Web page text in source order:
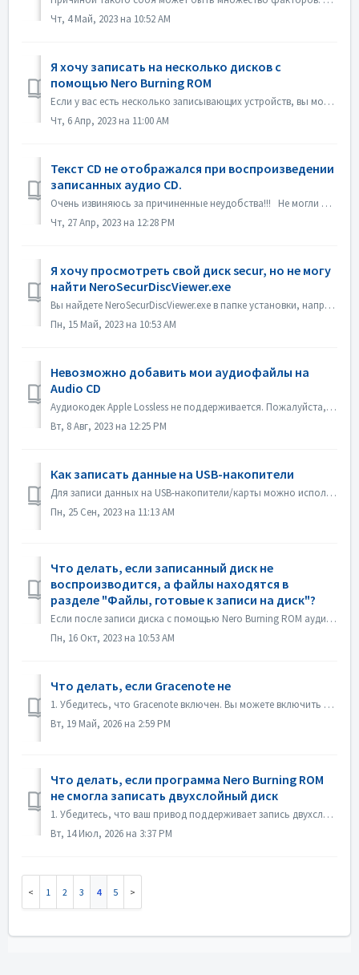
Чт, 4 Май, 2023 на 10:52 AM
Я хочу записать на несколько дисков с
помощью Nero Burning ROM
Если у вас есть несколько записывающих устройств, вы можете отметить опцию "Использовать несколько записывающих устройств" на вкладке Burn перед з...
Чт, 6 Апр, 2023 на 11:00 AM
Текст CD не отображался при воспроизведении
записанных аудио CD.
Очень извиняюсь за причиненные неудобства!!! Не могли бы вы воспроизвести диск с помощью Nero MediaHome и проверить метаданные? Ваши проигрыватели должны ...
Чт, 27 Апр, 2023 на 12:28 PM
Я хочу просмотреть свой диск secur, но не могу
найти NeroSecurDiscViewer.exe
Вы найдете NeroSecurDiscViewer.exe в папке установки, например: C:\Programs (x86)\Nero\Nero 2023\Nero Burning ROM\SecurDisc На диске также должен быть файл...
Пн, 15 Май, 2023 на 10:53 AM
Невозможно добавить мои аудиофайлы на
Audio CD
Аудиокодек Apple Lossless не поддерживается. Пожалуйста, проверьте аудиокодек ваших файлов. Или пришлите его нам для проверки.
Вт, 8 Авг, 2023 на 12:25 PM
Как записать данные на USB-накопители
Для записи данных на USB-накопители/карты можно использовать программы Nero Burning ROM и Nero USBxCOPY. В программе Nero Burning ROM в разделе "USB-на...
Пн, 25 Сен, 2023 на 11:13 AM
Что делать, если записанный диск не
воспроизводится, а файлы находятся в
разделе "Файлы, готовые к записи на диск"?
Если после записи диска с помощью Nero Burning ROM аудио CD не воспроизводится CD-плеером, откройте диск в проводнике Windows и проверьте файлы. Если все...
Пн, 16 Окт, 2023 на 10:53 AM
Что делать, если Gracenote не
1. Убедитесь, что Gracenote включен. Вы можете включить его в меню «Файл->Настройки->База данных», установив флажок «Включить доступ к онлайн-базе дан...
Вт, 19 Май, 2026 на 2:59 PM
Что делать, если программа Nero Burning ROM
не смогла записать двухслойный диск
1. Убедитесь, что ваш привод поддерживает запись двухслойных дисков. 2. Уменьшите скорость записи: запись на высокой скорости может привести к сбою при...
Вт, 14 Июл, 2026 на 3:37 PM
1 2 3 4 5